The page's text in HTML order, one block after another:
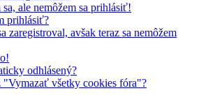
ale nemôžem sa prihlásiť!
prihlásiť?
zaregistroval, avšak teraz sa nemôžem
odhlásený?
"Vymazať všetky cookies fóra"?